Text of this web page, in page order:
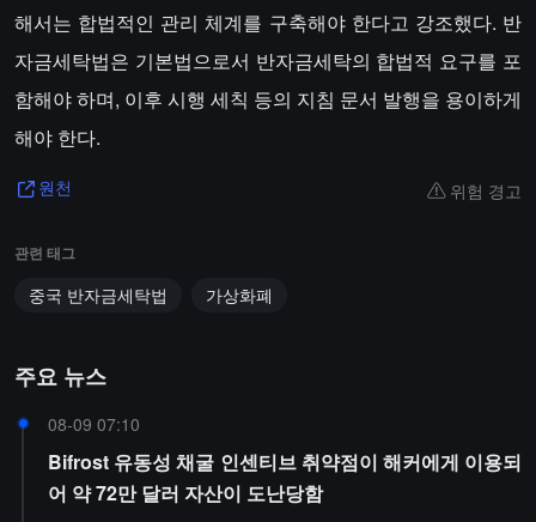
해서는 합법적인 관리 체계를 구축해야 한다고 강조했다. 반
자금세탁법은 기본법으로서 반자금세탁의 합법적 요구를 포
함해야 하며, 이후 시행 세칙 등의 지침 문서 발행을 용이하게
해야 한다.
원천 위험 경고
관련 태그
중국 반자금세탁법 가상화폐
주요 뉴스
08-09 07:10
Bifrost 유동성 채굴 인센티브 취약점이 해커에게 이용되
어 약 72만 달러 자산이 도난당함